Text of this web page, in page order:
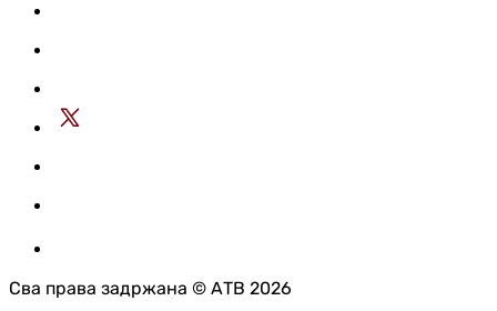
Сва права задржана © АТВ 2026